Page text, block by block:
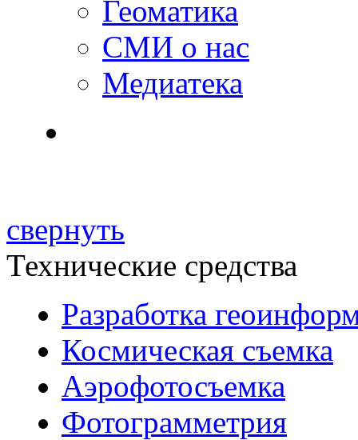
Геоматика
СМИ о нас
Медиатека
свернуть
Технические средства
Разработка
Космическая съемка
Аэрофотосъемка
Фотограмметрия